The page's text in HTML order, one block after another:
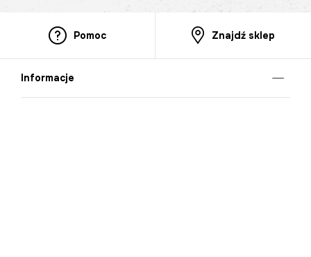
Pomoc Znajdź sklep
Informacje